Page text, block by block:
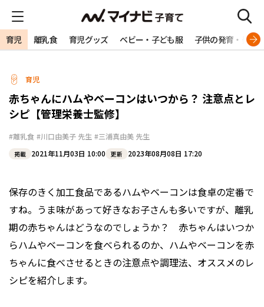
育児 離乳食 育児グッズ ベビー・子ども服 子供の発育・発達
育児
赤ちゃんにハムやベーコンはいつから？ 注意点とレ
シピ【管理栄養士監修】
#離乳食 #川口由美子 先生 #三浦真由美 先生
掲載 2021年11月03日 10:00 更新 2023年08月08日 17:20
保存のきく加工食品であるハムやベーコンは食卓の定番で
すね。うま味があって好きなお子さんも多いですが、離乳
期の赤ちゃんはどうなのでしょうか？ 赤ちゃんはいつか
らハムやベーコンを食べられるのか、ハムやベーコンを赤
ちゃんに食べさせるときの注意点や調理法、オススメのレ
シピを紹介します。